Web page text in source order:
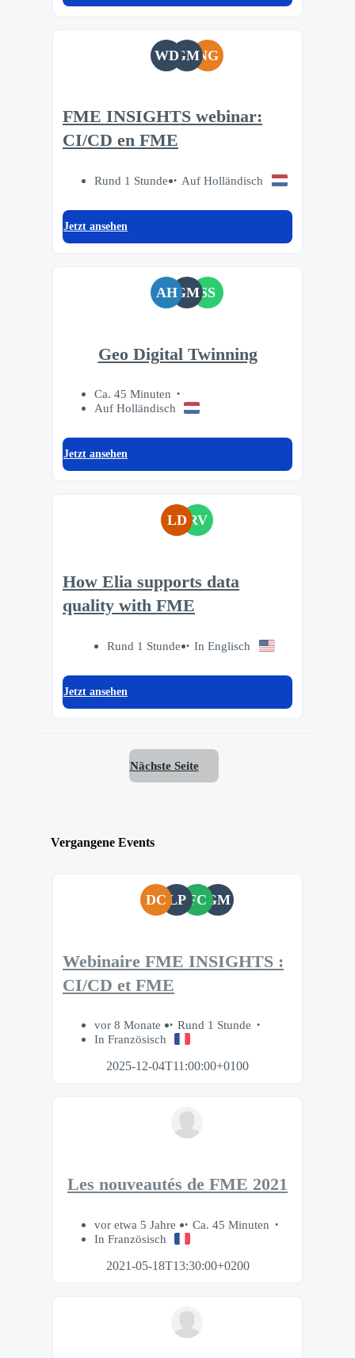
WDGMNG
FME INSIGHTS webinar:
CI/CD en FME
Rund 1 Stunde Auf Holländisch
Jetzt ansehen
AHGMSS
Geo Digital Twinning
Ca. 45 Minuten
Auf Holländisch
Jetzt ansehen
LD RV
How Elia supports data
quality with FME
Rund 1 Stunde In Englisch
Jetzt ansehen
Nächste Seite
Vergangene Events
DC LP FCGM
Webinaire FME INSIGHTS :
CI/CD et FME
vor 8 Monate
Rund 1 Stunde
In Französisch
2025-12-04T11:00:00+0100
Les nouveautés de FME 2021
vor etwa 5 Jahre
Ca. 45 Minuten
In Französisch
2021-05-18T13:30:00+0200